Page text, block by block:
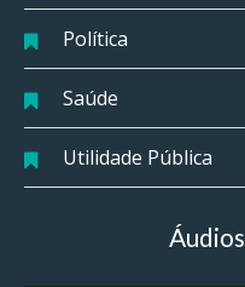
Política
Saúde
Utilidade Pública